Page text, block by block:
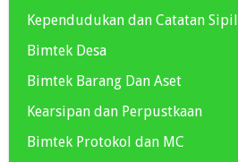
Kependudukan dan Catatan Sipil
Bimtek Desa
Bimtek Barang Dan Aset
Kearsipan dan Perpustkaan
Bimtek Protokol dan MC